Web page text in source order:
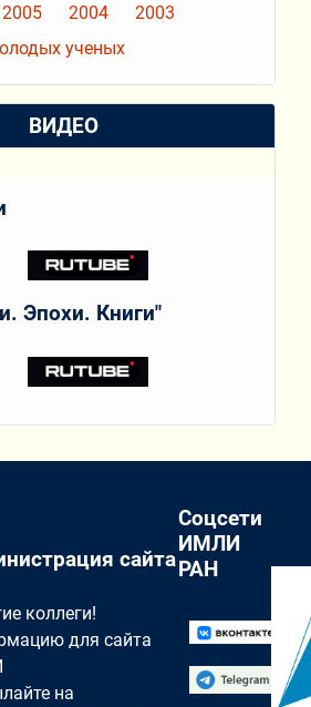
2005 2004
2003
ученых
ВИДЕО
Эпохи. Книги"
сайта
коллеги!
для сайта
на
Соцсети
ИМЛИ
РАН